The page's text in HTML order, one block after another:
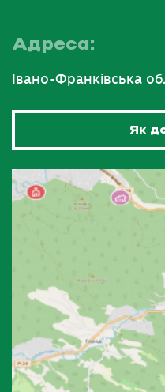
Адреса:
Івано-Франківська
Як